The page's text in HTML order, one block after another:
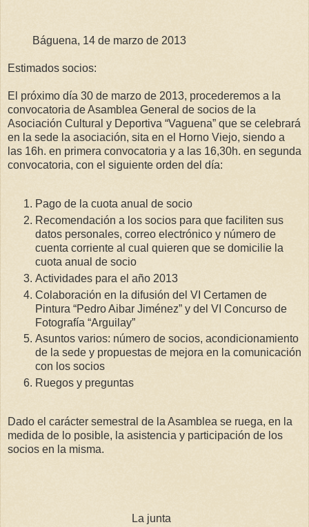
Báguena, 14 de marzo de 2013
Estimados socios:
El próximo día 30 de marzo de 2013, procederemos a la
convocatoria de Asamblea General de socios de la
Asociación Cultural y Deportiva “Vaguena” que se celebrará
en la sede la asociación, sita en el Horno Viejo, siendo a
las 16h. en primera convocatoria y a las 16,30h. en segunda
convocatoria, con el siguiente orden del día:
Pago de la cuota anual de socio
Recomendación a los socios para que faciliten sus
datos personales, correo electrónico y número de
cuenta corriente al cual quieren que se domicilie la
cuota anual de socio
Actividades para el año 2013
Colaboración en la difusión del VI Certamen de
Pintura “Pedro Aibar Jiménez” y del VI Concurso de
Fotografía “Arguilay”
Asuntos varios: número de socios, acondicionamiento
de la sede y propuestas de mejora en la comunicación
con los socios
Ruegos y preguntas
Dado el carácter semestral de la Asamblea se ruega, en la
medida de lo posible, la asistencia y participación de los
socios en la misma.
La junta